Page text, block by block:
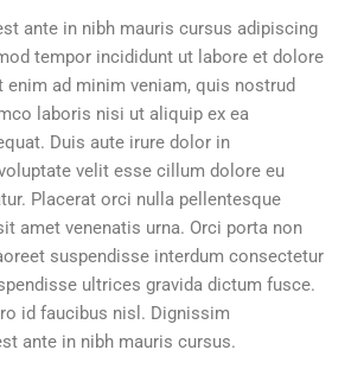
ante in nibh mauris cursus adipiscing
tempor incididunt ut labore et dolore
enim ad minim veniam, quis nostrud
laboris nisi ut aliquip ex ea
Duis aute irure dolor in
velit esse cillum dolore eu
Placerat orci nulla pellentesque
amet venenatis urna. Orci porta non
suspendisse interdum consectetur
ultrices gravida dictum fusce.
id faucibus nisl. Dignissim
ante in nibh mauris cursus.